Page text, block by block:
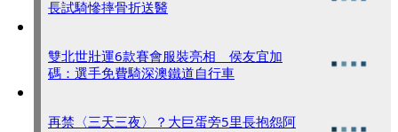
長試騎慘摔骨折送醫
雙北世壯運6款賽會服裝亮相 侯友宜加
碼：選手免費騎深澳鐵道自行車
再禁〈三天三夜〉？大巨蛋旁5里長抱怨阿